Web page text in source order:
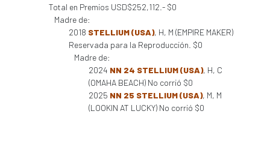
Total en Premios USD$252,112.- $0
Madre de:
2018 STELLIUM (USA), H, M (EMPIRE MAKER)
Reservada para la Reproducción. $0
Madre de:
2024 NN 24 STELLIUM (USA), H, C
(OMAHA BEACH) No corrió $0
2025 NN 25 STELLIUM (USA), M, M
(LOOKIN AT LUCKY) No corrió $0